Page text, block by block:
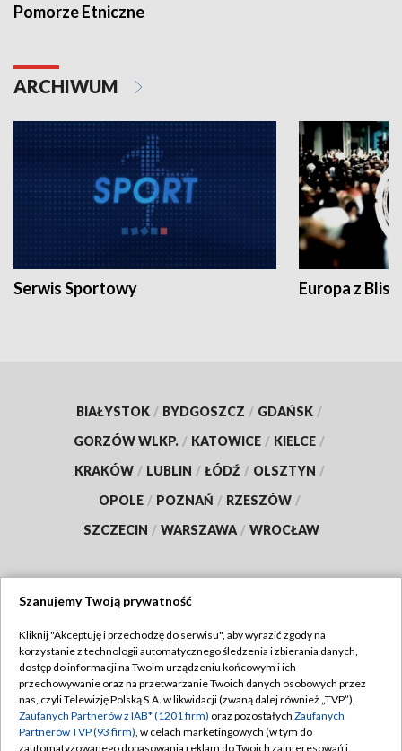
Pomorze Etniczne
ARCHIWUM
Serwis Sportowy Europa z
BIAŁYSTOK / BYDGOSZCZ / GDAŃSK /
GORZÓW WLKP. / KATOWICE / KIELCE /
KRAKÓW / LUBLIN / ŁÓDŹ / OLSZTYN /
OPOLE / POZNAŃ / RZESZÓW /
SZCZECIN / WARSZAWA / WROCŁAW
TVP
Abonament TVP
Emisja w TVP
Centrum informacji TVP
Regulamin TVP
Polityka prywatności
Moje zgody
Szanujemy Twoją prywatność
Kliknij "Akceptuję i przechodzę do serwisu", aby wyrazić zgody na
korzystanie z technologii automatycznego śledzenia i zbierania danych,
dostęp do informacji na Twoim urządzeniu końcowym i ich
przechowywanie oraz na przetwarzanie Twoich danych osobowych przez
nas, czyli Telewizję Polską S.A. w likwidacji (zwaną dalej również „TVP”),
Zaufanych Partnerów z IAB* (1201 firm) oraz pozostałych Zaufanych
Partnerów TVP (93 firm), w celach marketingowych (w tym do
zautomatyzowanego dopasowania reklam do Twoich zainteresowań i